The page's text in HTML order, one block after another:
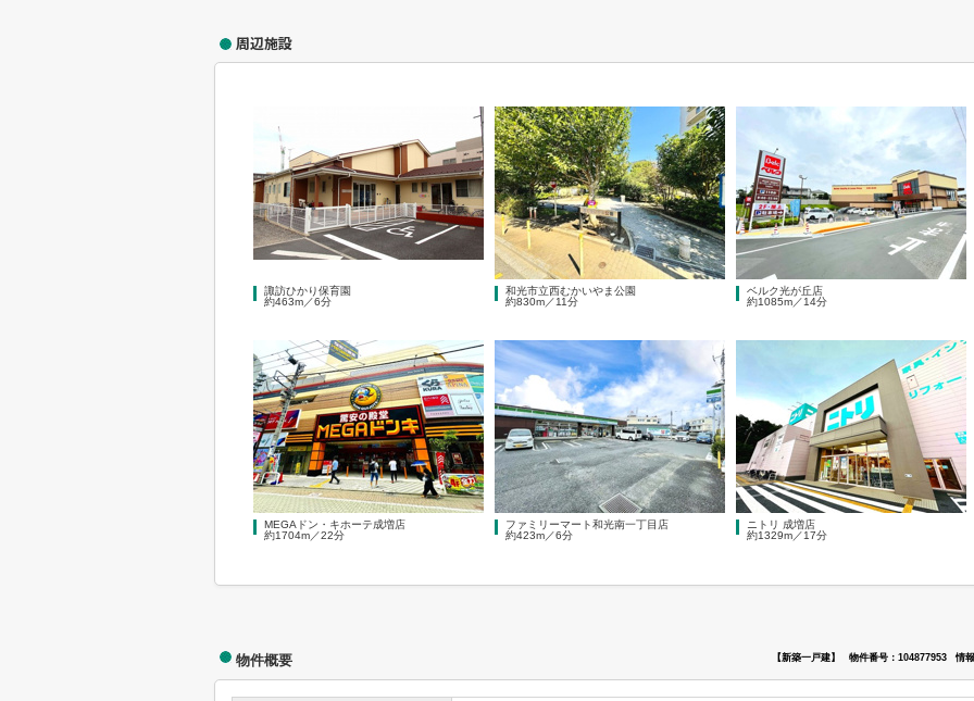
周辺施設
諏訪ひかり保育園
約463m／6分
和光市立西むかいやま公園
約830m／11分
ベルク光が丘店
約1085m／14分
MEGAドン・キホーテ成増店
約1704m／22分
ファミリーマート和光南一丁目店
約423m／6分
ニトリ 成増店
約1329m／17分
物件概要 【新築一戸建】 物件番号：104877953 情